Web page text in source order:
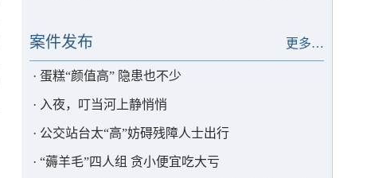
更多…
案件发布
· 蛋糕“颜值高” 隐患也不少
· 入夜，叮当河上静悄悄
· 公交站台太“高”妨碍残障人士出行
· “薅羊毛”四人组 贪小便宜吃大亏